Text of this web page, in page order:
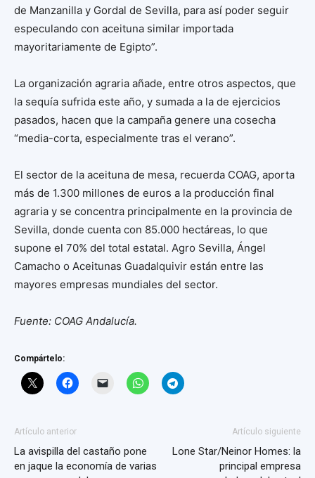
de Manzanilla y Gordal de Sevilla, para así poder seguir
especulando con aceituna similar importada
mayoritariamente de Egipto”.
La organización agraria añade, entre otros aspectos, que
la sequía sufrida este año, y sumada a la de ejercicios
pasados, hacen que la campaña genere una cosecha
“media-corta, especialmente tras el verano”.
El sector de la aceituna de mesa, recuerda COAG, aporta
más de 1.300 millones de euros a la producción final
agraria y se concentra principalmente en la provincia de
Sevilla, donde cuenta con 85.000 hectáreas, lo que
supone el 70% del total estatal. Agro Sevilla, Ángel
Camacho o Aceitunas Guadalquivir están entre las
mayores empresas mundiales del sector.
Fuente: COAG Andalucía.
Compártelo:
Artículo anterior
La avispilla del castaño pone
en jaque la economía de varias
Artículo siguiente
Lone Star/Neinor Homes: la
principal empresa